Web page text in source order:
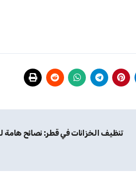
تنظيف الخزانات في قطر: نصائح هامة